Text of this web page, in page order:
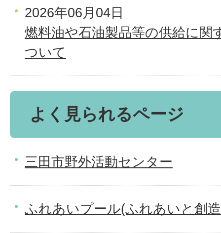
2026年06月04日
燃料油や石油製品等の供給に関
ついて
よく見られるページ
三田市野外活動センター
ふれあいプール(ふれあいと創